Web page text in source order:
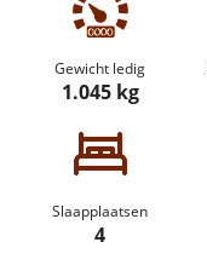
Gewicht ledig
1.045 kg
Slaapplaatsen
4